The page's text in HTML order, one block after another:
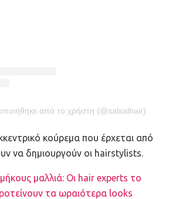
από το χρήστη (@salsalhair)
κούρεμα που έρχεται από
να δημιουργούν οι hairstylists.
μαλλιά: Οι hair experts το
τα ωραιότερα looks